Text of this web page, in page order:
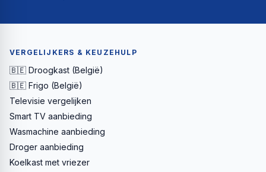
VERGELIJKERS & KEUZEHULP
🇧🇪 Droogkast (België)
🇧🇪 Frigo (België)
Televisie vergelijken
Smart TV aanbieding
Wasmachine aanbieding
Droger aanbieding
Koelkast met vriezer